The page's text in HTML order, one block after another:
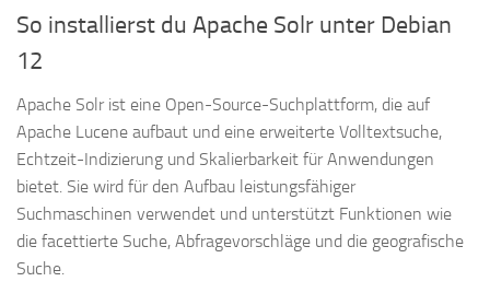
So installierst du Apache Solr unter Debian
12
Apache Solr ist eine Open-Source-Suchplattform, die auf
Apache Lucene aufbaut und eine erweiterte Volltextsuche,
Echtzeit-Indizierung und Skalierbarkeit für Anwendungen
bietet. Sie wird für den Aufbau leistungsfähiger
Suchmaschinen verwendet und unterstützt Funktionen wie
die facettierte Suche, Abfragevorschläge und die geografische
Suche.